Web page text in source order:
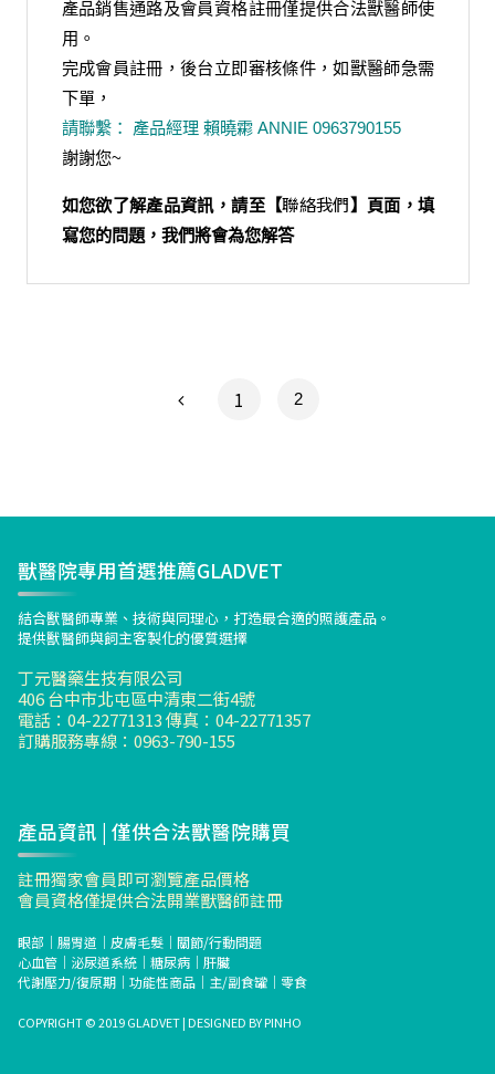
產品銷售通路及會員資格註冊僅提供合法獸醫師使
用。
完成會員註冊，後台立即審核條件，如獸醫師急需
下單，
請聯繫： 產品經理 賴曉霦 ANNIE 0963790155
謝謝您~
如您欲了解產品資訊，請至【聯絡我們】頁面，填
寫您的問題，我們將會為您解答
覽
1 2
獸醫院專用首選推薦GLADVET
結合獸醫師專業、技術與同理心，打造最合適的照護產品。
提供獸醫師與飼主客製化的優質選擇
丁元醫藥生技有限公司
406 台中市北屯區中清東二街4號
電話：04-22771313 傳真：04-22771357
訂購服務專線：0963-790-155
產品資訊 | 僅供合法獸醫院購買
註冊獨家會員即可瀏覽產品價格
會員資格僅提供合法開業獸醫師註冊
眼部 ｜腸胃道 ｜ 皮膚毛髮 ｜關節/行動問題
心血管 ｜ 泌尿道系統 ｜糖尿病 ｜肝臟
代謝壓力/復原期 ｜功能性商品 ｜ 主/副食罐 ｜ 零食
COPYRIGHT © 2019 GLADVET | DESIGNED BYPINHO